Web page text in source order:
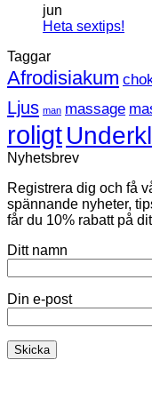
jun
Heta sextips!
Heta
Taggar
Afrodisiakum
Ljus man massage
roligt
Nyhetsbrev
Registrera dig och få
spännande nyheter,
får du 10% rabatt på
Ditt namn
Din e-post